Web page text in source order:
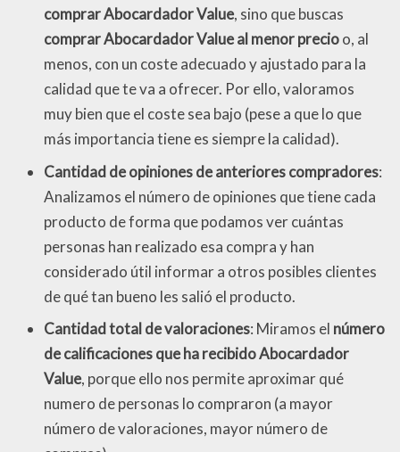
comprar Abocardador Value, sino que buscas
comprar Abocardador Value al menor precioo, al
menos, con un coste adecuado y ajustado para la
calidad que te va a ofrecer. Por ello, valoramos
muy bien que el coste sea bajo (pese a que lo que
más importancia tiene es siempre la calidad).
Cantidad de opiniones de anteriores compradores:
Analizamos el número de opiniones que tiene cada
producto de forma que podamos ver cuántas
personas han realizado esa compra y han
considerado útil informar a otros posibles clientes
de qué tan bueno les salió el producto.
Cantidad total de valoraciones: Miramos el número
de calificaciones que ha recibido Abocardador
Value, porque ello nos permite aproximar qué
numero de personas lo compraron (a mayor
número de valoraciones, mayor número de